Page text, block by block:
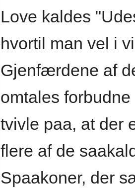
Love kaldes
hvortil man vel i
Gjenfærdene af
omtales
tvivle paa, at der
flere af de
Spaakoner, der